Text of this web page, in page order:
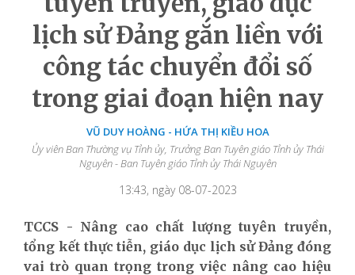
lịch sử Đảng gắn liền với
công tác chuyển đổi số
trong giai đoạn hiện nay
VŨ DUY HOÀNG - HỨA THỊ KIỀU HOA
Ủy viên Ban Thường vụ Tỉnh ủy, Trưởng Ban Tuyên giáo Tỉnh ủy Thái
Nguyên - Ban Tuyên giáo Tỉnh ủy Thái Nguyên
13:43, ngày 08-07-2023
TCCS - Nâng cao chất lượng tuyên truyền,
tổng kết thực tiễn, giáo dục lịch sử Đảng đóng
vai trò quan trọng trong việc nâng cao hiệu